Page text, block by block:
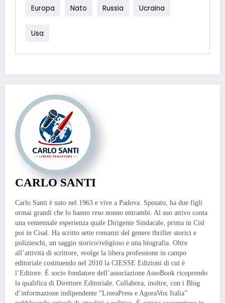
Europa Nato Russia Ucraina
Usa
CARLO SANTI
Carlo Santi è nato nel 1963 e vive a Padova. Sposato, ha due figli
ormai grandi che lo hanno reso nonno entrambi. Al suo attivo conta
una ventennale esperienza quale Dirigente Sindacale, prima in Cisl
poi in Cisal. Ha scritto sette romanzi del genere thriller storici e
polizieschi, un saggio storico/religioso e una biografia. Oltre
all’attività di scrittore, svolge la libera professione in campo
editoriale costituendo nel 2010 la CIESSE Edizioni di cui è
l’Editore. È socio fondatore dell’associazione AssoBook ricoprendo
la qualifica di Direttore Editoriale. Collabora, inoltre, con i Blog
d’informazione indipendente “LineaPress e AgoraVox Italia”